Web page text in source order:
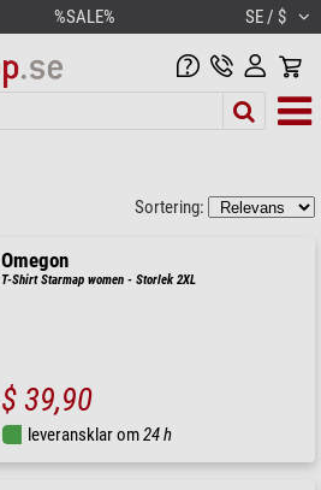
%SALE% SE / $
Sortering:
Omegon
T-Shirt Starmap women - Storlek 2XL
$ 39,90
leveransklar om24 h